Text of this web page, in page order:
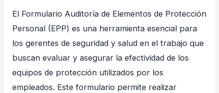
El Formulario Auditoría de Elementos de Protección
Personal (EPP) es una herramienta esencial para
los gerentes de seguridad y salud en el trabajo que
buscan evaluar y asegurar la efectividad de los
equipos de protección utilizados por los
empleados. Este formulario permite realizar